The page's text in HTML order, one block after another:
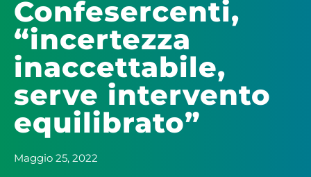
Confesercenti,
“incertezza
inaccettabile,
serve intervento
equilibrato”
Maggio 25, 2022